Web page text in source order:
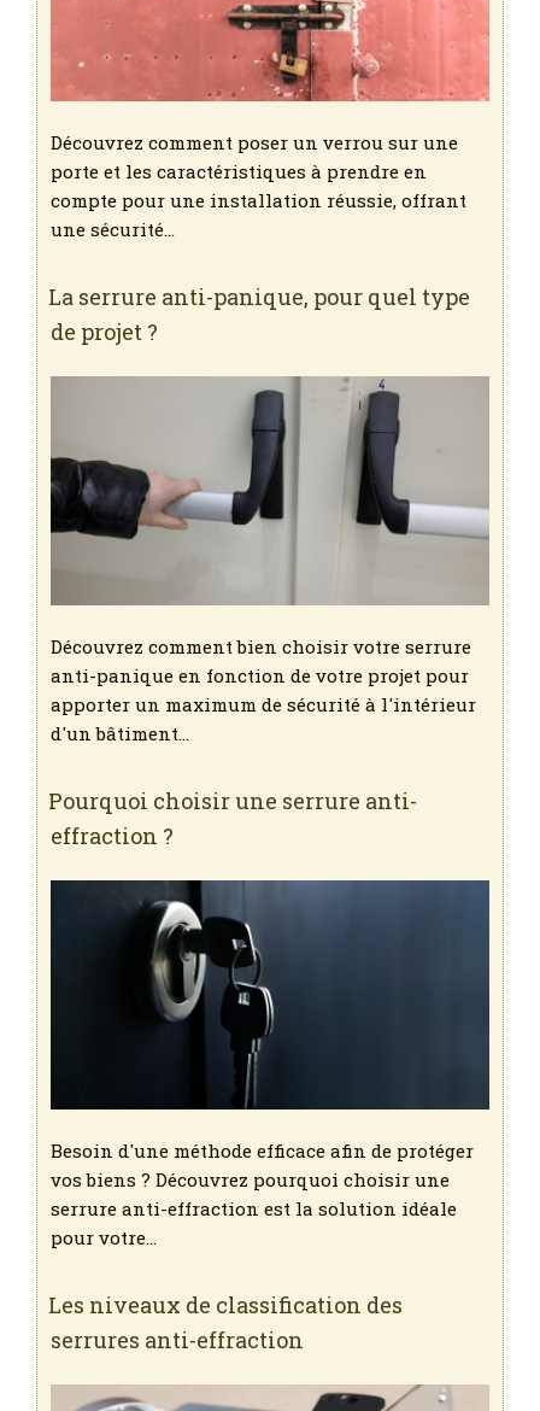
Découvrez comment poser un verrou sur une
porte et les caractéristiques à prendre en
compte pour une installation réussie, offrant
une sécurité…
La serrure anti-panique, pour quel type
de projet ?
Découvrez comment bien choisir votre serrure
anti-panique en fonction de votre projet pour
apporter un maximum de sécurité à l'intérieur
d'un bâtiment…
Pourquoi choisir une serrure anti-
effraction ?
Besoin d'une méthode efficace afin de protéger
vos biens ? Découvrez pourquoi choisir une
serrure anti-effraction est la solution idéale
pour votre…
Les niveaux de classification des
serrures anti-effraction